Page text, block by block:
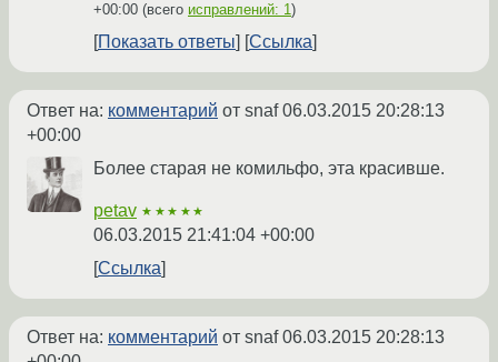
+00:00 (всего исправлений: 1)
Показать ответы Ссылка
Ответ на: комментарий от snaf06.03.2015 20:28:13
+00:00
Более старая не комильфо, эта красивше.
petav ★★★★★
06.03.2015 21:41:04 +00:00
Ссылка
Ответ на: комментарий от snaf06.03.2015 20:28:13